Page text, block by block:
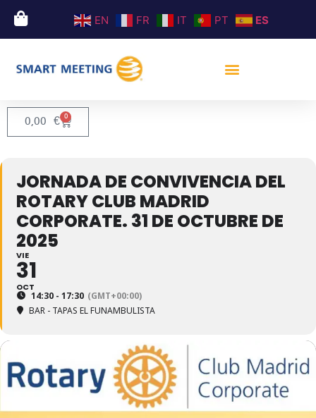
EN FR IT PT ES
0,00 € 0
JORNADA DE CONVIVENCIA DEL
ROTARY CLUB MADRID
CORPORATE. 31 DE OCTUBRE DE
2025
VIE
31
OCT
14:30 - 17:30 (GMT+00:00)
BAR - TAPAS EL FUNAMBULISTA